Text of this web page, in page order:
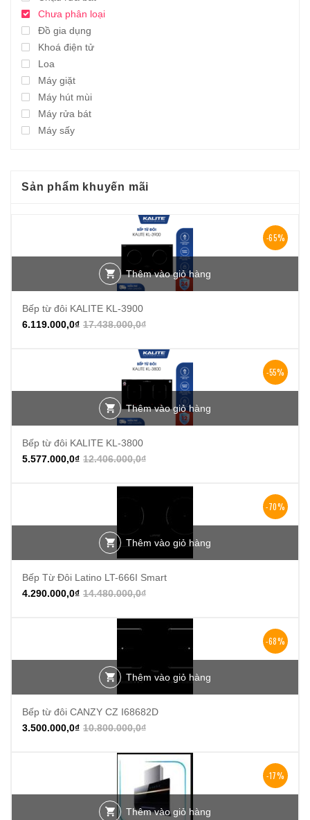
Chưa phân loại
Đồ gia dụng
Khoá điện tử
Loa
Máy giặt
Máy hút mùi
Máy rửa bát
Máy sấy
Sản phẩm khuyến mãi
-65%
Thêm vào giỏ hàng
Bếp từ đôi KALITE KL-3900
17.438.000,0₫
6.119.000,0₫
-55%
Thêm vào giỏ hàng
Bếp từ đôi KALITE KL-3800
12.406.000,0₫
5.577.000,0₫
-70%
Thêm vào giỏ hàng
Bếp Từ Đôi Latino LT-666I Smart
14.480.000,0₫
4.290.000,0₫
-68%
Thêm vào giỏ hàng
Bếp từ đôi CANZY CZ I68682D
10.800.000,0₫
3.500.000,0₫
-17%
Thêm vào giỏ hàng